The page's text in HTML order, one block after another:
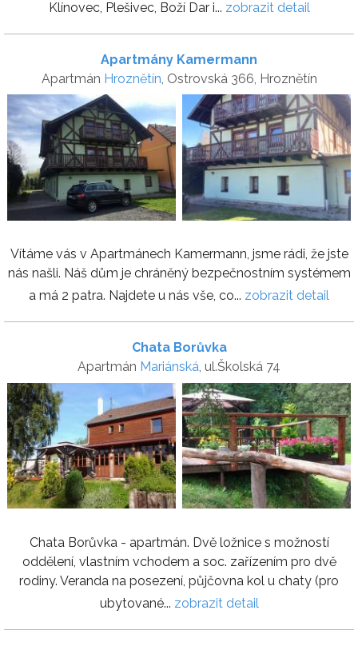
Klínovec, Plešivec, Boží Dar i... zobrazit detail
Apartmány Kamermann
Apartmán Hroznětín, Ostrovská 366, Hroznětín
Vítáme vás v Apartmánech Kamermann, jsme rádi, že jste
nás našli. Náš dům je chráněný bezpečnostním systémem
a má 2 patra. Najdete u nás vše, co... zobrazit detail
Chata Borůvka
Apartmán Mariánská, ul.Školská 74
Chata Borůvka - apartmán. Dvě ložnice s možností
oddělení, vlastním vchodem a soc. zařízením pro dvě
rodiny. Veranda na posezení, půjčovna kol u chaty (pro
ubytované... zobrazit detail